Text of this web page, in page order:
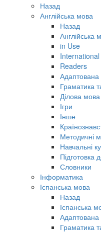
Назад
Англійська мова
Назад
Англійська
in Use
Readers
Адаптована
Граматика
Ділова мова
Ігри
Інше
Методичні
Навчальні
Підготовка
Словники
Інформатика
Іспанська мова
Назад
Іспанська
Адаптована
Граматика